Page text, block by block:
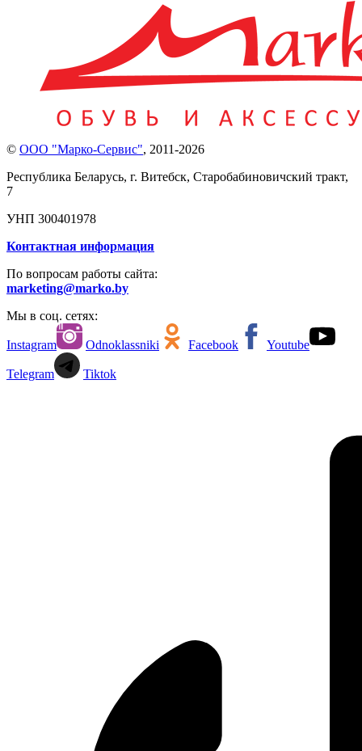
© ООО "Марко-Сервис", 2011-2026
Республика Беларусь, г. Витебск, Старобабиновичский тракт,
7
УНП 300401978
Контактная информация
По вопросам работы сайта:
marketing@marko.by
Мы в соц. сетях:
Instagram Odnoklassniki Facebook Youtube
Telegram Tiktok